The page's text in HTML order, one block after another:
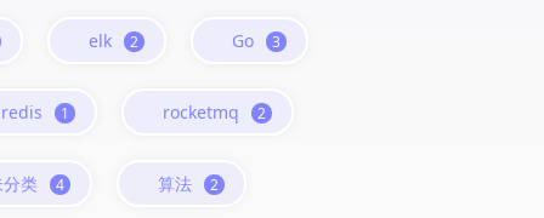
elk 2 Go 3
redis 1 rocketmq 2
类 4 算法 2